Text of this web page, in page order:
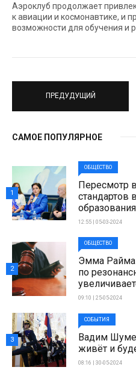
Аэроклуб продолжает
к авиации и космонавтике, и
возможности для обучения и
ПРЕДУДУЩИЙ
САМОЕ ПОПУЛЯРНОЕ
ОБЩЕСТВО
Пересмотр
стандартов
образования
12:55 | 05-03-2024
1
ОБЩЕСТВО
Эмма
по
09:10 | 25-05-2024
2
СОБЫТИЯ
Вадим
живёт и
08:16 | 30-05-2024
3